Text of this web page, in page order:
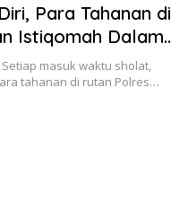
Para Tahanan di
Istiqomah Dalam
Setiap masuk waktu sholat,
tahanan di rutan Polres…